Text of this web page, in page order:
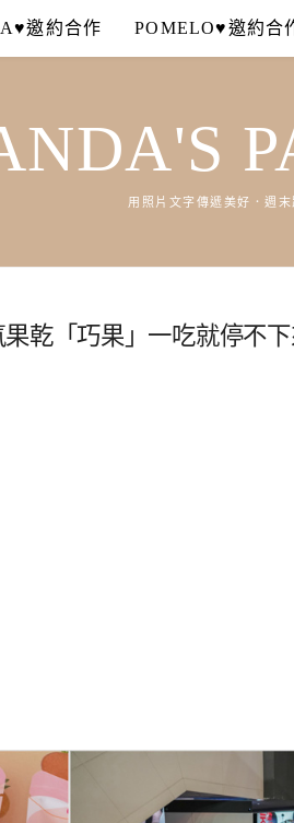
邀約合作 POMELO♥邀約合
用照片文字傳遞美好．週
乾「巧果」一吃就停不